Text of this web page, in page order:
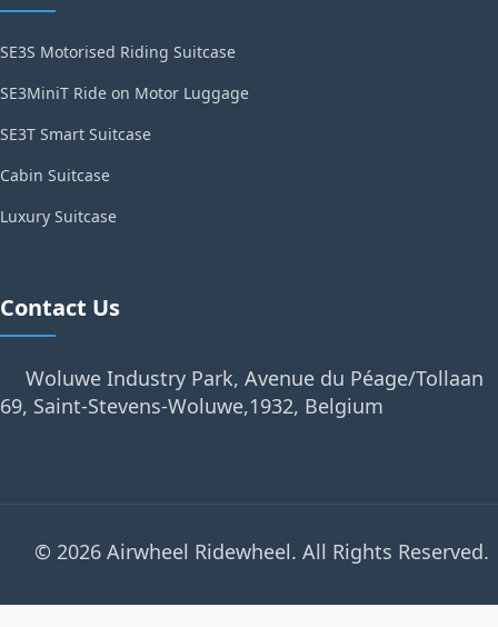
SE3S Motorised Riding Suitcase
SE3MiniT Ride on Motor Luggage
SE3T Smart Suitcase
Cabin Suitcase
Luxury Suitcase
Contact Us
Woluwe Industry Park, Avenue du Péage/Tollaan
69, Saint-Stevens-Woluwe,1932, Belgium
© 2026 Airwheel Ridewheel. All Rights Reserved.